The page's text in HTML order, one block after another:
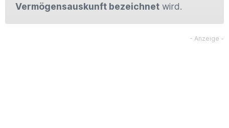
Vermögensauskunft bezeichnet wird.